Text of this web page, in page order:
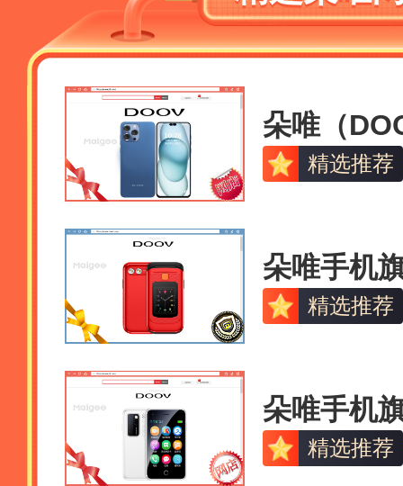
精选推荐
朵唯手机
精选推荐
朵唯手机
精选推荐